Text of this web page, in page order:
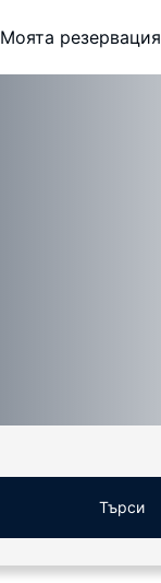
Моята резервация
Търси